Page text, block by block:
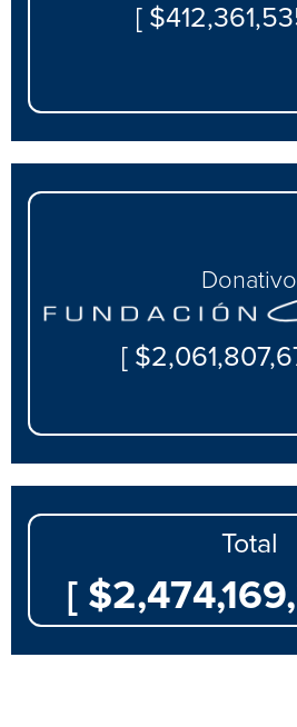
[
Donativo
[
Total
[